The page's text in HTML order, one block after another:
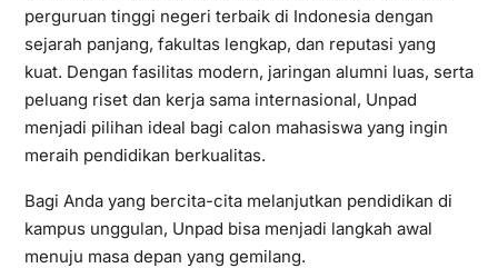
perguruan tinggi negeri terbaik di Indonesia dengan
sejarah panjang, fakultas lengkap, dan reputasi yang
kuat. Dengan fasilitas modern, jaringan alumni luas, serta
peluang riset dan kerja sama internasional, Unpad
menjadi pilihan ideal bagi calon mahasiswa yang ingin
meraih pendidikan berkualitas.
Bagi Anda yang bercita-cita melanjutkan pendidikan di
kampus unggulan, Unpad bisa menjadi langkah awal
menuju masa depan yang gemilang.